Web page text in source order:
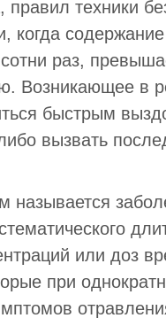
правил техники
когда
раз,
Возникающее в
быстрым
вызвать
называется
или доз
при